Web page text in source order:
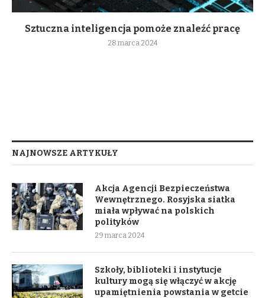
Sztuczna inteligencja pomoże znaleźć pracę
28 marca 2024
NAJNOWSZE ARTYKUŁY
Akcja Agencji Bezpieczeństwa
Wewnętrznego. Rosyjska siatka
miała wpływać na polskich
polityków
29 marca 2024
Szkoły, biblioteki i instytucje
kultury mogą się włączyć w akcję
upamiętnienia powstania w getcie